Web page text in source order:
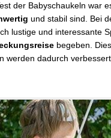
der Babyschaukeln war
und stabil sind. Bei
lustige und interessante
begeben.
werden dadurch verbessert.